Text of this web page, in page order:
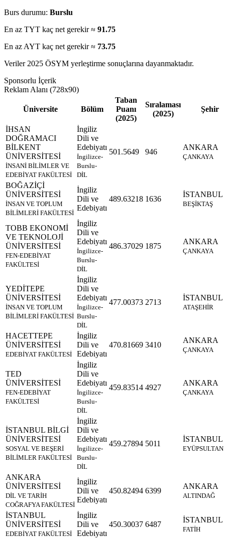
Burs durumu: Burslu
En az TYT kaç net gerekir ≈ 91.75
En az AYT kaç net gerekir ≈ 73.75
Veriler 2025 ÖSYM yerleştirme sonuçlarına dayanmaktadır.
Sponsorlu İçerik
Reklam Alanı (728x90)
Üniversite Bölüm
Taban
Puanı
(2025)
Sıralaması
(2025)
Şehir
İHSAN
DOĞRAMACI
BİLKENT
ÜNİVERSİTESİ
İNSANİ BİLİMLER VE
EDEBİYAT FAKÜLTESİ
İngiliz
Dili ve
Edebiyatı
İngilizce-
Burslu-
DİL
501.5649 946
ANKARA
ÇANKAYA
BOĞAZİÇİ
ÜNİVERSİTESİ
İNSAN VE TOPLUM
BİLİMLERİ FAKÜLTESİ
İngiliz
Dili ve
Edebiyatı
489.63218 1636
İSTANBUL
BEŞİKTAŞ
TOBB EKONOMİ
VE TEKNOLOJİ
ÜNİVERSİTESİ
FEN-EDEBİYAT
FAKÜLTESİ
İngiliz
Dili ve
Edebiyatı
İngilizce-
Burslu-
DİL
486.37029 1875
ANKARA
ÇANKAYA
YEDİTEPE
ÜNİVERSİTESİ
İNSAN VE TOPLUM
BİLİMLERİ FAKÜLTESİ
İngiliz
Dili ve
Edebiyatı
İngilizce-
Burslu-
DİL
477.00373 2713
İSTANBUL
ATAŞEHİR
HACETTEPE
ÜNİVERSİTESİ
EDEBİYAT FAKÜLTESİ
İngiliz
Dili ve
Edebiyatı
470.81669 3410
ANKARA
ÇANKAYA
TED
ÜNİVERSİTESİ
FEN-EDEBİYAT
FAKÜLTESİ
İngiliz
Dili ve
Edebiyatı
İngilizce-
Burslu-
DİL
459.83514 4927
ANKARA
ÇANKAYA
İSTANBUL BİLGİ
ÜNİVERSİTESİ
SOSYAL VE BEŞERİ
BİLİMLER FAKÜLTESİ
İngiliz
Dili ve
Edebiyatı
İngilizce-
Burslu-
DİL
459.27894 5011
İSTANBUL
EYÜPSULTAN
ANKARA
ÜNİVERSİTESİ
DİL VE TARİH
COĞRAFYA FAKÜLTESİ
İngiliz
Dili ve
Edebiyatı
450.82494 6399
ANKARA
ALTINDAĞ
İSTANBUL
ÜNİVERSİTESİ
EDEBİYAT FAKÜLTESİ
İngiliz
Dili ve
Edebiyatı
450.30037 6487
İSTANBUL
FATİH